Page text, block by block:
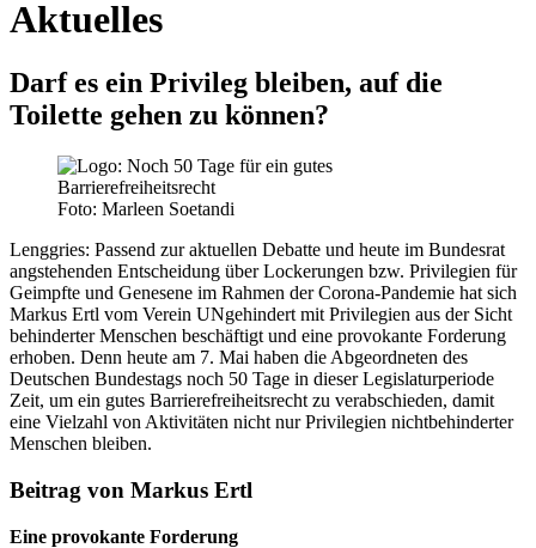
Aktuelles
Darf es ein Privileg bleiben, auf die
Toilette gehen zu können?
Foto: Marleen Soetandi
Lenggries: Passend zur aktuellen Debatte und heute im Bundesrat
angstehenden Entscheidung über Lockerungen bzw. Privilegien für
Geimpfte und Genesene im Rahmen der Corona-Pandemie hat sich
Markus Ertl vom Verein UNgehindert mit Privilegien aus der Sicht
behinderter Menschen beschäftigt und eine provokante Forderung
erhoben. Denn heute am 7. Mai haben die Abgeordneten des
Deutschen Bundestags noch 50 Tage in dieser Legislaturperiode
Zeit, um ein gutes Barrierefreiheitsrecht zu verabschieden, damit
eine Vielzahl von Aktivitäten nicht nur Privilegien nichtbehinderter
Menschen bleiben.
Beitrag von Markus Ertl
Eine provokante Forderung